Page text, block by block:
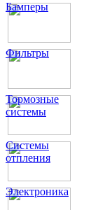
Бамперы
Фильтры
Тормозные
системы
Системы
отпления
Электроника